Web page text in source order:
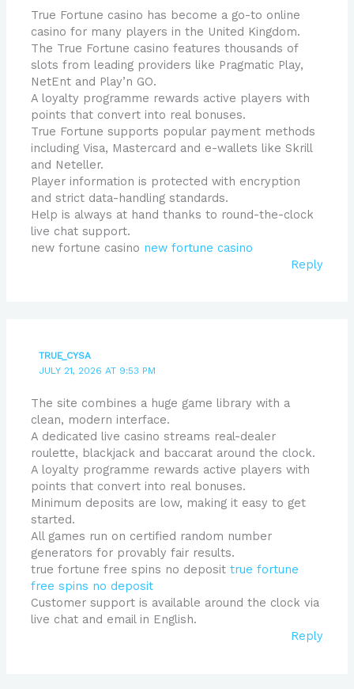
True Fortune casino has become a go-to online
casino for many players in the United Kingdom.
The True Fortune casino features thousands of
slots from leading providers like Pragmatic Play,
NetEnt and Play’n GO.
A loyalty programme rewards active players with
points that convert into real bonuses.
True Fortune supports popular payment methods
including Visa, Mastercard and e-wallets like Skrill
and Neteller.
Player information is protected with encryption
and strict data-handling standards.
Help is always at hand thanks to round-the-clock
live chat support.
new fortune casino new fortune casino
Reply
TRUE_CYSA
JULY 21, 2026 AT 9:53 PM
The site combines a huge game library with a
clean, modern interface.
A dedicated live casino streams real-dealer
roulette, blackjack and baccarat around the clock.
A loyalty programme rewards active players with
points that convert into real bonuses.
Minimum deposits are low, making it easy to get
started.
All games run on certified random number
generators for provably fair results.
true fortune free spins no deposittrue fortune
free spins no deposit
Customer support is available around the clock via
live chat and email in English.
Reply